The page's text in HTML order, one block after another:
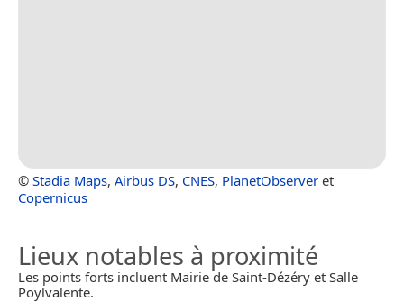
© Stadia Maps, Airbus DS, CNES, PlanetObserver et
Copernicus
Lieux notables à proximité
Les points forts incluent Mairie de Saint-Dézéry et Salle
Poylvalente.